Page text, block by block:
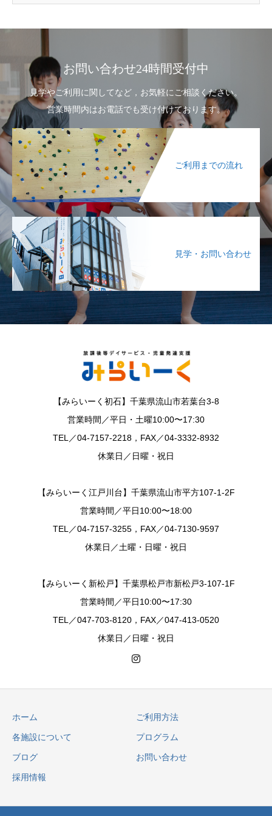
お問い合わせ24時間受付中
見学やご利用に関してなど，お気軽にご相談ください。
営業時間内はお電話でも受け付けております。
ご利用までの流れ
見学・お問い合わせ
【みらいーく初石】千葉県流山市若葉台3-8
営業時間／平日・土曜10:00〜17:30
TEL／04-7157-2218，FAX／04-3332-8932
休業日／日曜・祝日
【みらいーく江戸川台】千葉県流山市平方107-1-2F
営業時間／平日10:00〜18:00
TEL／04-7157-3255，FAX／04-7130-9597
休業日／土曜・日曜・祝日
【みらいーく新松戸】千葉県松戸市新松戸3-107-1F
営業時間／平日10:00〜17:30
TEL／047-703-8120，FAX／047-413-0520
休業日／日曜・祝日
ホーム ご利用方法
各施設について プログラム
ブログ お問い合わせ
採用情報